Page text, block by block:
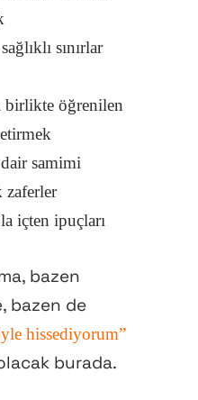
sınırlar
birlikte öğrenilen
samimi
içten ipuçları
bazen
bazen de
hissediyorum”
burada.